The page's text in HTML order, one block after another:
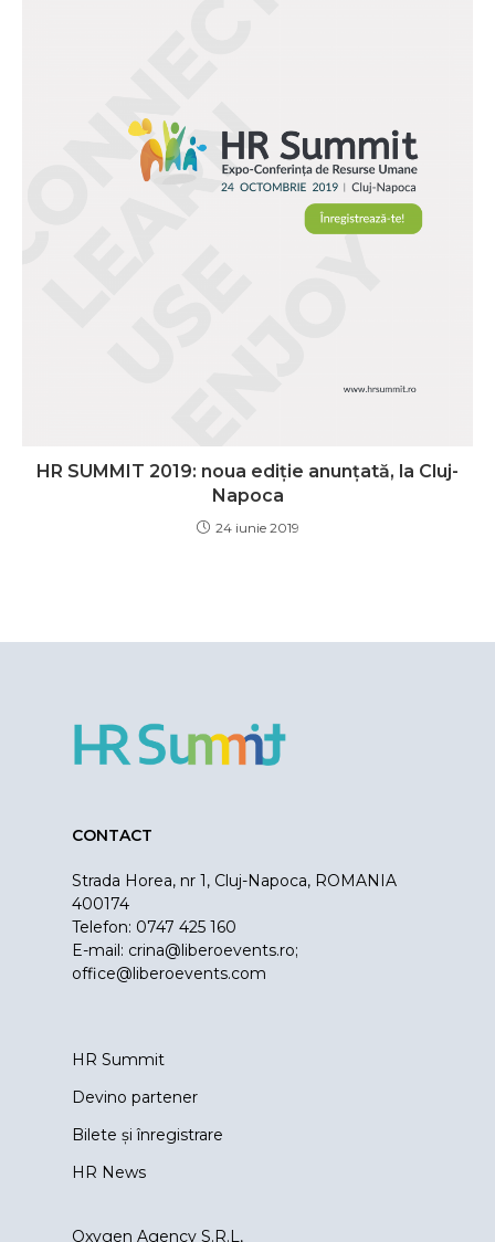
HR SUMMIT 2019: noua ediție anunțată, la Cluj-
Napoca
24 iunie 2019
CONTACT
Strada Horea, nr 1, Cluj-Napoca, ROMANIA
400174
Telefon: 0747 425 160
E-mail: crina@liberoevents.ro;
office@liberoevents.com
HR Summit
Devino partener
Bilete și înregistrare
HR News
Oxygen Agency S.R.L,